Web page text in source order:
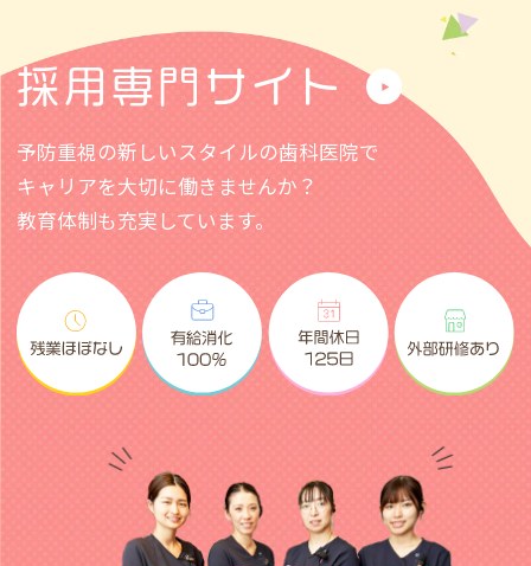
7/20(金)は休診でございます。
お問い合わせやご連絡は診療日に順次対応
させていただきます。
ご迷惑おかけしますが、ご理解の程よろし
くお願いいたします。
2026.07.06
マウスピース矯正（インビザライン）相
談、成人・お子さんの検診、フッ素、ホワ
イトニングなど
7/14(火)12：00、15：45
※先着順で承ります
採用専門サイト
予防重視の新しいスタイルの歯科医院で
キャリアを大切に働きませんか？
教育体制も充実しています。